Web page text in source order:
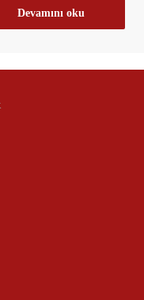
Devamını oku